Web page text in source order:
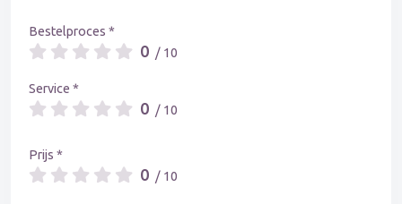
Bestelproces *
0 / 10
Service *
0 / 10
Prijs *
0 / 10